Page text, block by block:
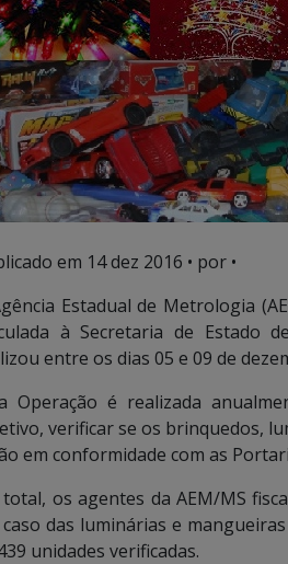
em 14 dez 2016 • por •
Estadual de Metrologia
à Secretaria de Estado
entre os dias 05 e 09 de
Operação é realizada
verificar se os brinquedos,
em conformidade com as
os agentes da AEM/MS
das luminárias e
unidades verificadas.